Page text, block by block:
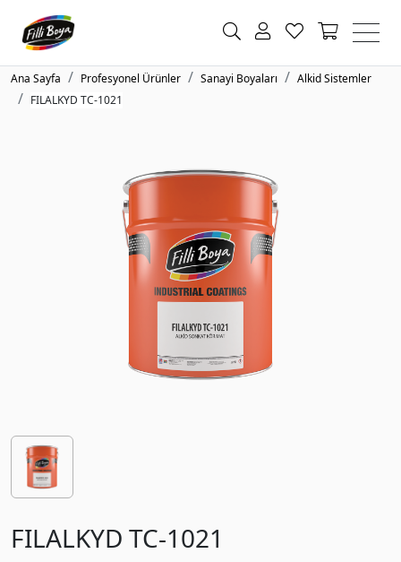
Ana Sayfa Profesyonel Ürünler Sanayi Boyaları
Alkid Sistemler
FILALKYD TC-1021
FILALKYD TC-1021